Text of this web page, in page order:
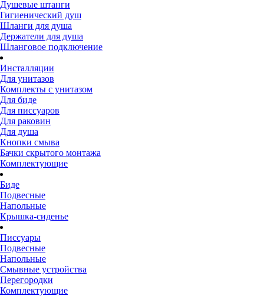
Душевые штанги
Гигиенический душ
Шланги для душа
Держатели для душа
Шланговое подключение
Инсталляции
Для унитазов
Комплекты с унитазом
Для биде
Для писсуаров
Для раковин
Для душа
Кнопки смыва
Бачки скрытого монтажа
Комплектующие
Биде
Подвесные
Напольные
Крышка-сиденье
Писсуары
Подвесные
Напольные
Смывные устройства
Перегородки
Комплектующие